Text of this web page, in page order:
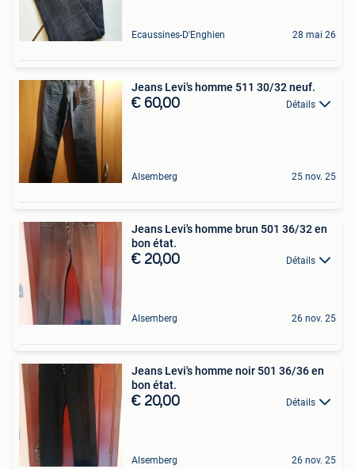
Ecaussines-D'Enghien 28 mai 26
Jeans Levi's homme 511 30/32 neuf.
€ 60,00 Détails
Alsemberg 25 nov. 25
Jeans Levi's homme brun 501 36/32 en
bon état.
€ 20,00 Détails
Alsemberg 26 nov. 25
Jeans Levi's homme noir 501 36/36 en
bon état.
€ 20,00 Détails
Alsemberg 26 nov. 25